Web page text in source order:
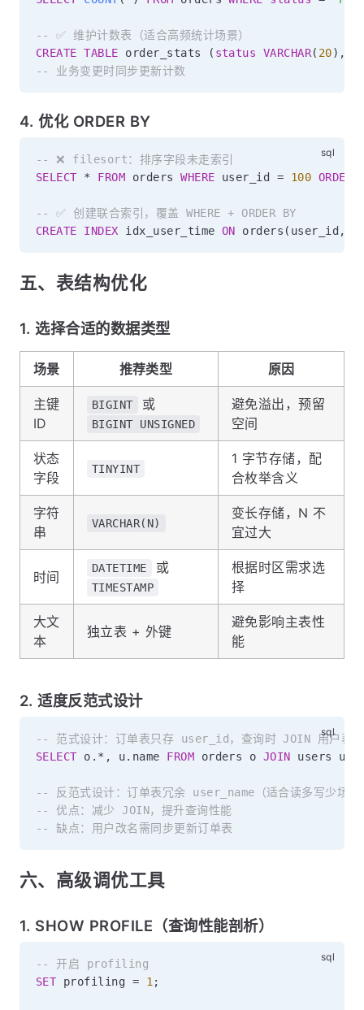
-- ✅ 维护计数表（适合高频统计场景）
CREATE TABLE order_stats ( status VARCHAR( 20) ,
-- 业务变更时同步更新计数
4. 优化 ORDER BY
-- ❌ filesort：排序字段未走索引
SELECT
* FROM orders WHERE user_id = 100 ORDER
-- ✅ 创建联合索引，覆盖 WHERE + ORDER BY
CREATE
INDEX idx_user_time ON orders ( user_id ,
五、表结构优化
1. 选择合适的数据类型
场景 推荐类型 原因
主键
ID
BIGINT 或
BIGINT UNSIGNED
避免溢出，预留
空间
状态
字段
TINYINT
1 字节存储，配
合枚举含义
字符
串
VARCHAR(N)
变长存储，N 不
宜过大
时间
DATETIME 或
TIMESTAMP
根据时区需求选
择
大文
本
独立表 + 外键
避免影响主表性
能
2. 适度反范式设计
-- 范式设计：订单表只存 user_id，查询时 JOIN 用户表
SELECT o . * , u. name FROM orders o JOIN users u
-- 反范式设计：订单表冗余 user_name（适合读多写少场景
-- 优点：减少 JOIN，提升查询性能
-- 缺点：用户改名需同步更新订单表
六、高级调优工具
1. SHOW PROFILE（查询性能剖析）
-- 开启 profiling
SET profiling = 1 ;